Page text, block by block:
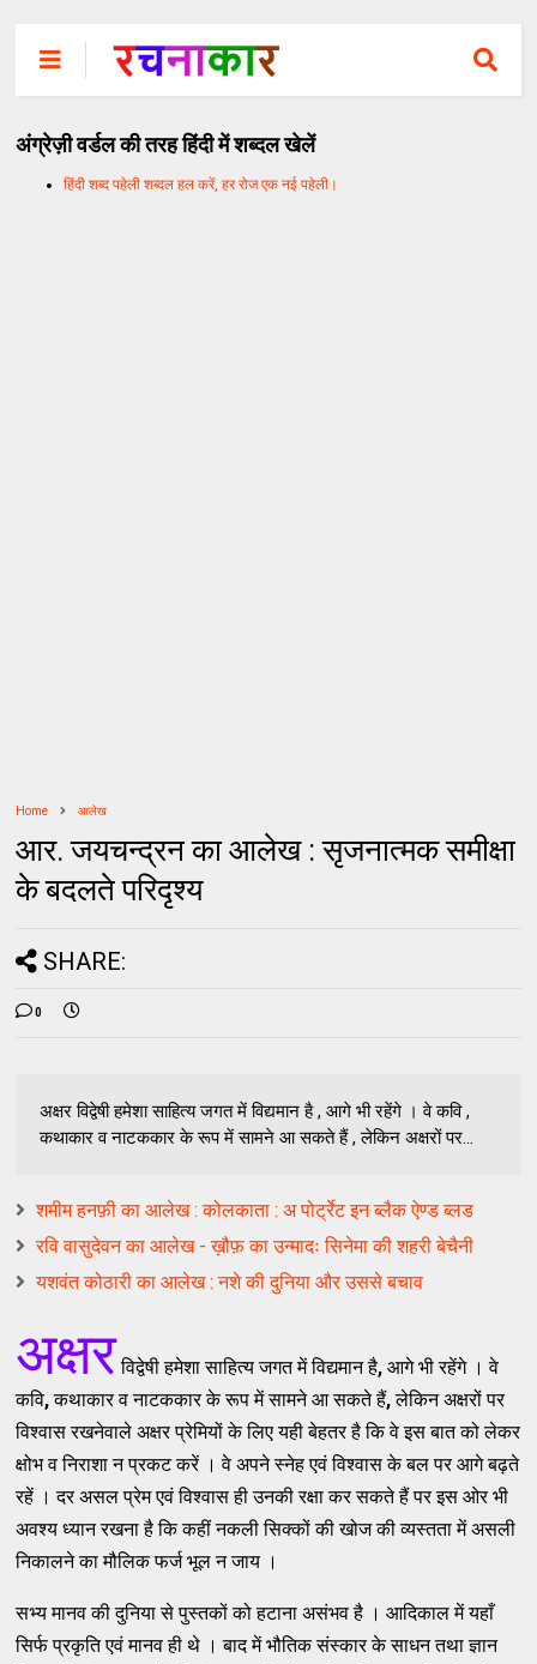
अंग्रेज़ी वर्डल की तरह हिंदी में शब्दल खेलें
हिंदी शब्द पहेली शब्दल हल करें, हर रोज एक नई पहेली।
Home आलेख
आर. जयचन्द्रन का आलेख : सृजनात्मक समीक्षा
के बदलते परिदृश्य
SHARE:
0
अक्षर विद्वेषी हमेशा साहित्य जगत में विद्यमान है , आगे भी रहेंगे । वे कवि ,
कथाकार व नाटककार के रूप में सामने आ सकते हैं , लेकिन अक्षरों पर...
शमीम हनफ़ी का आलेख : कोलकाता : अ पोर्ट्रेट इन ब्‍लैक ऐण्‍ड ब्‍लड
रवि वासुदेवन का आलेख - ख़ौफ़ का उन्‍मादः सिनेमा की शहरी बेचैनी
यशवंत कोठारी का आलेख : नशे की दुनिया और उससे बचाव
अक्षरविद्वेषी हमेशा साहित्य जगत में विद्यमान है,आगे भी रहेंगे । वे
कवि,कथाकार व नाटककार के रूप में सामने आ सकते हैं,लेकिन अक्षरों पर
विश्वास रखनेवाले अक्षर प्रेमियों के लिए यही बेहतर है कि वे इस बात को लेकर
क्षोभ व निराशा न प्रकट करें । वे अपने स्नेह एवं विश्वास के बल पर आगे बढ़ते
रहें । दर असल प्रेम एवं विश्वास ही उनकी रक्षा कर सकते हैं पर इस ओर भी
अवश्य ध्यान रखना है कि कहीं नकली सिक्कों की खोज की व्यस्तता में असली
निकालने का मौलिक फर्ज भूल न जाय ।
सभ्य मानव की दुनिया से पुस्तकों को हटाना असंभव है । आदिकाल में यहाँ
सिर्फ प्रकृति एवं मानव ही थे । बाद में भौतिक संस्कार के साधन तथा ज्ञान